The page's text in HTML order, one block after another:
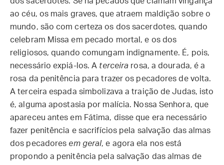
ao céu, os mais graves, que atraem maldição sobre o
mundo, são com certeza os dos sacerdotes, quando
celebram Missa em pecado mortal, e os dos
religiosos, quando comungam indignamente. É, pois,
necessário expiá-los. A terceira rosa, a dourada, é a
rosa da penitência para trazer os pecadores de volta.
A terceira espada simbolizava a traição de Judas, isto
é, alguma apostasia por malícia. Nossa Senhora, que
apareceu antes em Fátima, disse que era necessário
fazer penitência e sacrifícios pela salvação das almas
dos pecadores em geral, e agora ela nos está
propondo a penitência pela salvação das almas de